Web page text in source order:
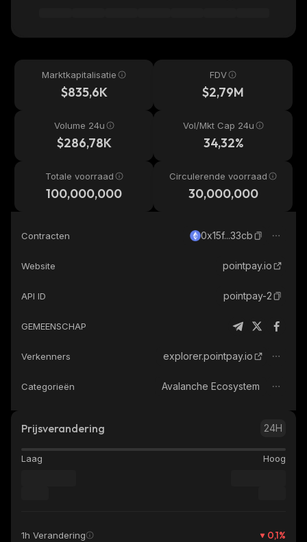
Marktkapitalisatie
$835,6K
FDV
$2,79M
Volume 24u
$286,78K
Vol/Mkt Cap 24u
34,32%
Totale voorraad
100,000,000
Circulerende voorraad
30,000,000
Contracten 0x15f...33cb
Website pointpay.io
API ID pointpay-2
GEMEENSCHAP
Verkenners explorer.pointpay.io
Categorieën Avalanche Ecosystem
Prijsverandering 24H
Laag Hoog
1h Verandering 0,1%